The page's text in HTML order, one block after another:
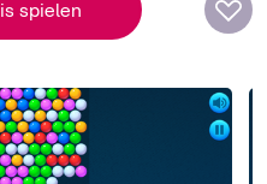
für jedes
spielen